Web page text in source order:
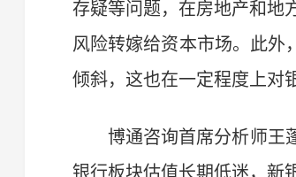
存疑等问题，在房地产和地
风险转嫁给资本市场。此外
倾斜，这也在一定程度上对
博通咨询首席分析师王蓬
银行板块估值长期低迷，新